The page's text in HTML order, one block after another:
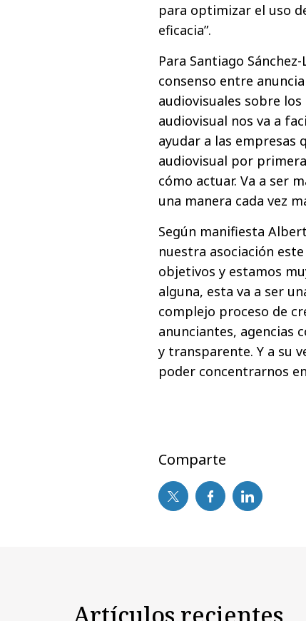
para optimizar el uso
eficacia”.
Para Santiago
consenso entre
audiovisuales sobre
audiovisual nos va a
ayudar a las empresas
audiovisual por
cómo actuar. Va a ser
una manera cada vez
Según manifiesta
nuestra asociación
objetivos y estamos
alguna, esta va a ser
complejo proceso de
anunciantes, agencias
y transparente. Y a su
poder concentrarnos
Comparte